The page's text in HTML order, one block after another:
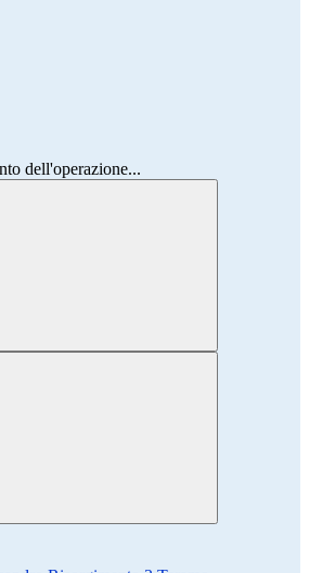
dell'operazione...